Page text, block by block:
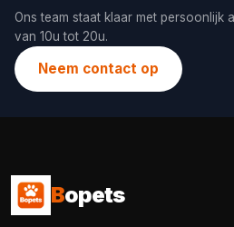
Ons team staat klaar met persoonlijk
van 10u tot 20u.
Neem contact op
Bopets